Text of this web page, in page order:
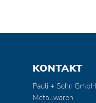
KONTAKT
Pauli + Sohn GmbH
Metallwaren